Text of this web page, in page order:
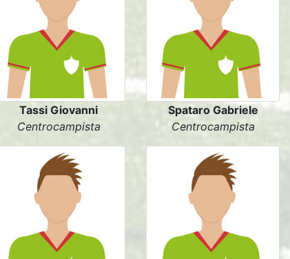
Tassi Giovanni
Centrocampista
Spataro Gabriele
Centrocampista